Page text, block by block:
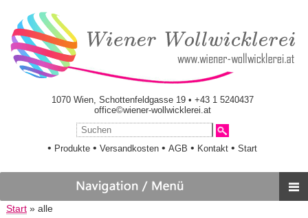
1070 Wien, Schottenfeldgasse 19 • +43 1 5240437
office©wiener-wollwicklerei.at
• Produkte •Versandkosten •AGB • Kontakt •Start
Start» alle